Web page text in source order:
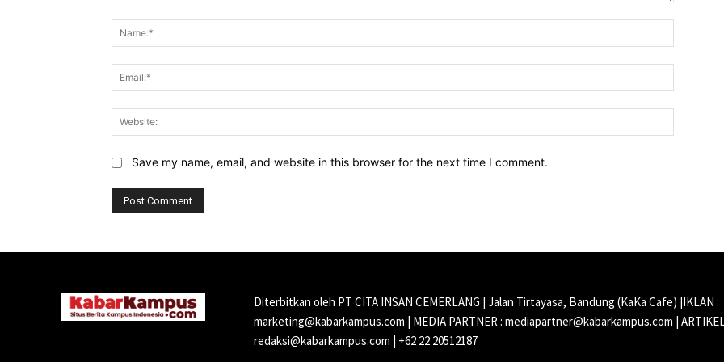
Save my name, email, and website in this browser for the next time I comment.
Diterbitkan oleh PT CITA INSAN CEMERLANG | Jalan Tirtayasa, Bandung (KaKa Cafe) |IKLAN :
marketing@kabarkampus.com | MEDIA PARTNER : mediapartner@kabarkampus.com |
redaksi@kabarkampus.com | +62 22 20512187